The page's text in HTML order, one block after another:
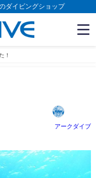
ダイビングショップ
！
アークダイブ